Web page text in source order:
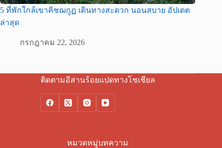
5 ที่พักใกล้เขาคิชฌกูฏ เดินทางสะดวก นอนสบาย อัปเดต
ล่าสุด
กรกฎาคม 22, 2026
ติดตามอีสานร้อยแปดทางโซเชียล
หมวดหมู่บทความ